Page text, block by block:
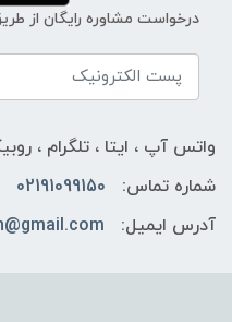
درخواست مشاوره رایگان از
واتس آپ ، ایتا ، تلگرام ، روبیکا ، بله
شماره تماس:
02191099150
آدرس ایمیل: